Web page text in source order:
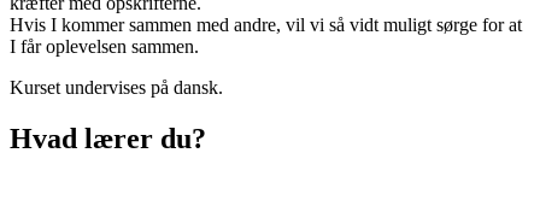
Hvis I kommer sammen med andre, vil vi så vidt muligt sørge for at
I får oplevelsen sammen.
Kurset undervises på dansk.
Hvad lærer du?